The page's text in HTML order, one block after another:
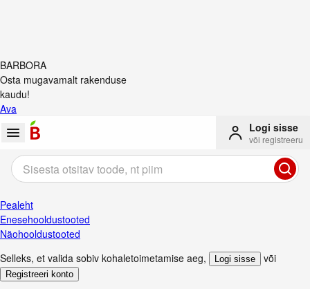
BARBORA
Osta mugavamalt rakenduse
kaudu!
Ava
Logi sisse
või registreeru
Pealeht
Enesehooldustooted
Näohooldustooted
Selleks, et valida sobiv kohaletoimetamise aeg, Logi sisse või
Registreeri konto